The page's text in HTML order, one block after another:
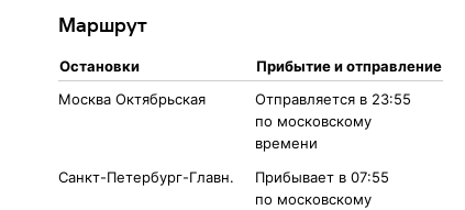
Маршрут
Остановки
Прибытие и отправление
Москва Октябрьская
Отправляется в 23:55
по московскому
времени
Санкт-Петербург-Главн.
Прибывает в 07:55
по московскому